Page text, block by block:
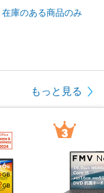
在庫のある商品のみ
もっと見る